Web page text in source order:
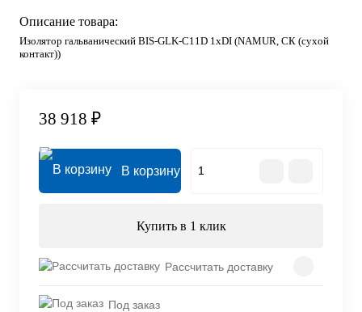
Описание товара:
Изолятор гальванический BIS-GLK-C11D 1хDI (NAMUR, СК (сухой
контакт))
38 918 ₽
В корзину
Купить в 1 клик
Рассчитать доставку
Под заказ